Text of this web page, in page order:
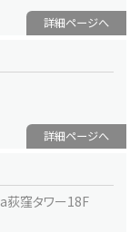
詳細ページへ
詳細ページへ
窪タワー18F